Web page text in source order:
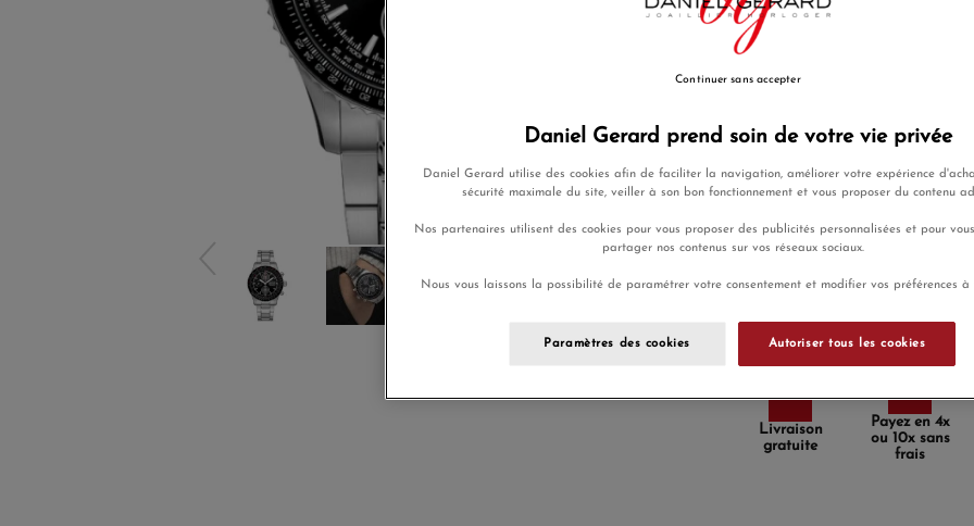
2 365,00 €
AJOUTER UNE GRAVURE
Envoi sous
Livraison
gratuite
Payez en 4x
ou 10x sans
frais
Daniel Gerard prend soin de votre vie privée
Daniel Gerard utilise des cookies afin de faciliter la navigation, améliorer votre expérience
sécurité maximale du site, veiller à son bon fonctionnement et vous proposer du contenu
Nos partenaires utilisent des cookies pour vous proposer des publicités personnalisées et pour
partager nos contenus sur vos réseaux sociaux.
Nous vous laissons la possibilité de paramétrer votre consentement et modifier vos préférences à
Paramètres des cookies Autoriser tous les cookies
Continuer sans accepter